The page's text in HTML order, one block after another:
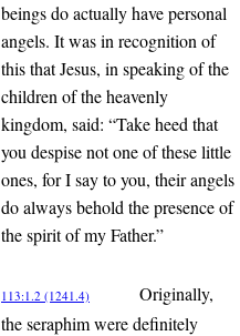
beings do actually have personal
angels. It was in recognition of
this that Jesus, in speaking of the
children of the heavenly
kingdom, said: “Take heed that
you despise not one of these little
ones, for I say to you, their angels
do always behold the presence of
the spirit of my Father.”
113:1.2 (1241.4)
Originally,
the seraphim were definitely